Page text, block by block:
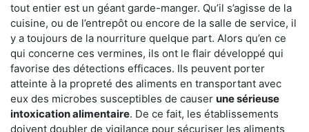
tout entier est un géant garde-manger. Qu’il s’agisse de la
cuisine, ou de l’entrepôt ou encore de la salle de service, il
y a toujours de la nourriture quelque part. Alors qu’en ce
qui concerne ces vermines, ils ont le flair développé qui
favorise des détections efficaces. Ils peuvent porter
atteinte à la propreté des aliments en transportant avec
eux des microbes susceptibles de causer une sérieuse
intoxication alimentaire. De ce fait, les établissements
doivent doubler de vigilance pour sécuriser les aliments